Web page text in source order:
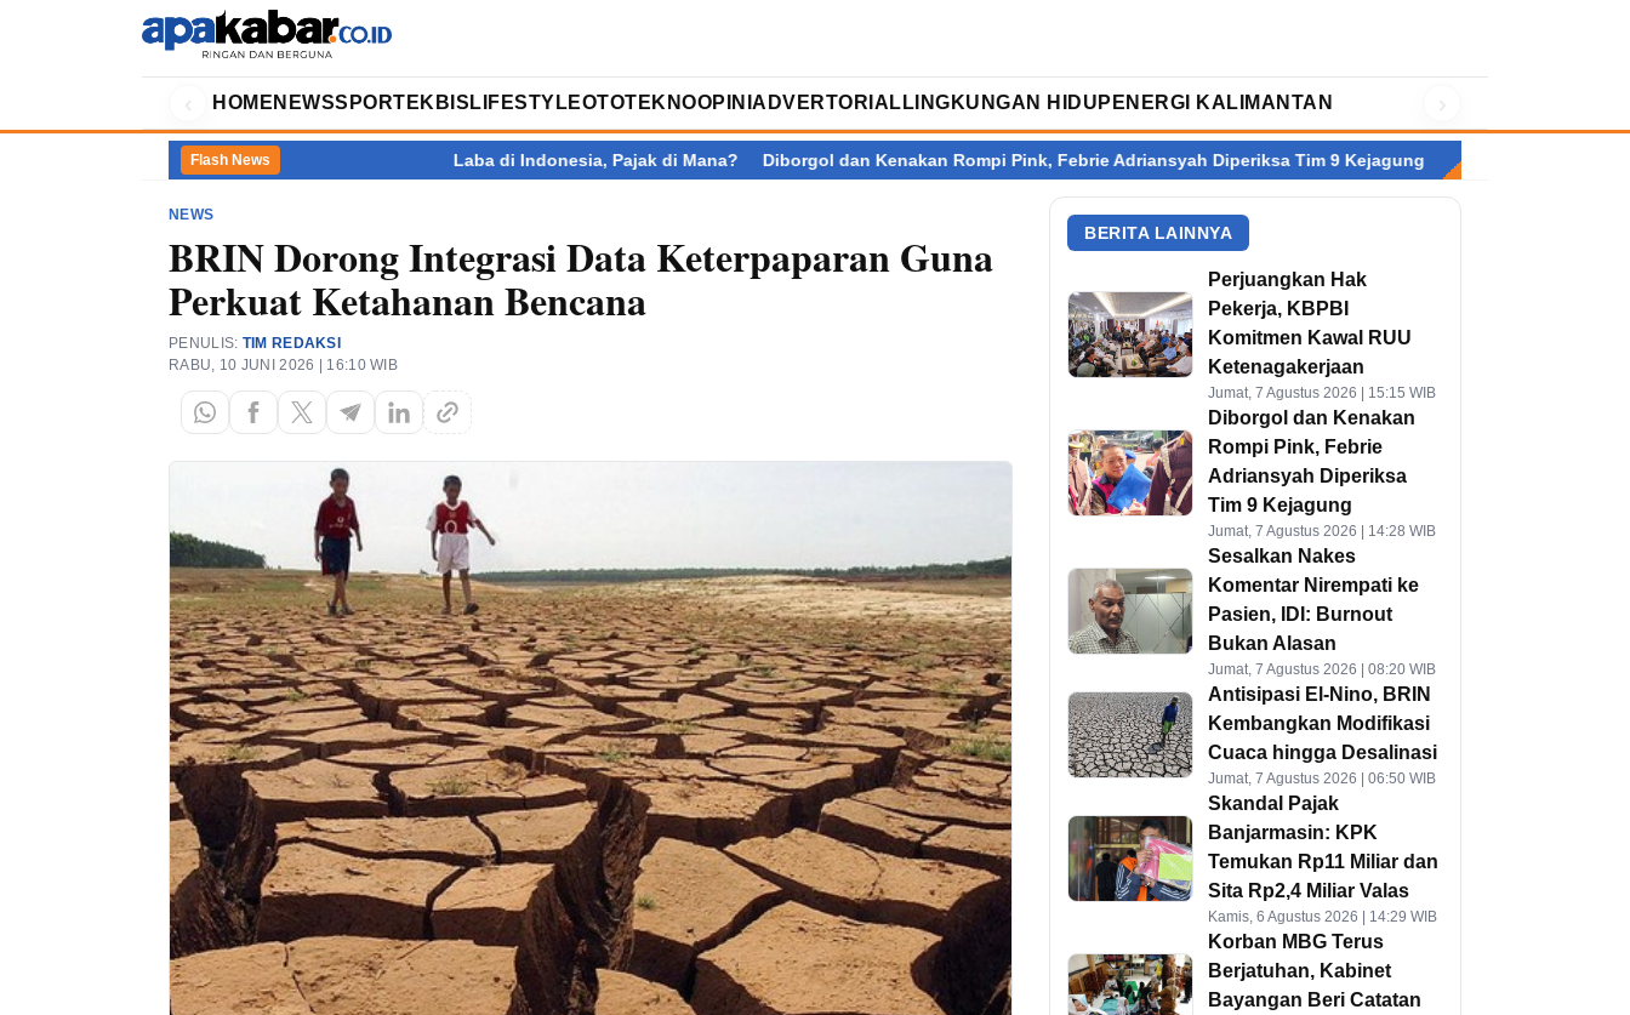
‹ HOME NEWSSPORT EKBIS LIFESTYLEOTOTEKNOOPINI ADVERTORIAL LINGKUNGAN HIDUP ENERGI KALIMANTAN ›
Flash News Laba di Indonesia, Pajak di Mana? Diborgol dan Kenakan Rompi Pink, Febrie Adriansyah Diperiksa Tim 9 Kejagung Paradoks Pertumbuhan Ekonomi:
NEWS
BRIN Dorong Integrasi Data Keterpaparan Guna
Perkuat Ketahanan Bencana
PENULIS: TIM REDAKSI
RABU, 10 JUNI 2026 | 16:10 WIB
BERITA LAINNYA
Perjuangkan Hak
Pekerja, KBPBI
Komitmen Kawal RUU
Ketenagakerjaan
Jumat, 7 Agustus 2026 | 15:15 WIB
Diborgol dan Kenakan
Rompi Pink, Febrie
Adriansyah Diperiksa
Tim 9 Kejagung
Jumat, 7 Agustus 2026 | 14:28 WIB
Sesalkan Nakes
Komentar Nirempati ke
Pasien, IDI: Burnout
Bukan Alasan
Jumat, 7 Agustus 2026 | 08:20 WIB
Antisipasi El-Nino, BRIN
Kembangkan Modifikasi
Cuaca hingga Desalinasi
Jumat, 7 Agustus 2026 | 06:50 WIB
Skandal Pajak
Banjarmasin: KPK
Temukan Rp11 Miliar dan
Sita Rp2,4 Miliar Valas
Kamis, 6 Agustus 2026 | 14:29 WIB
Korban MBG Terus
Berjatuhan, Kabinet
Bayangan Beri Catatan